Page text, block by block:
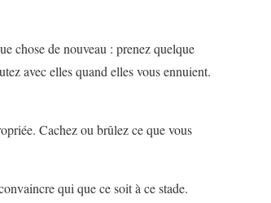
chose de nouveau : prenez quelque
avec elles quand elles vous ennuient.
Cachez ou brûlez ce que vous
qui que ce soit à ce stade.